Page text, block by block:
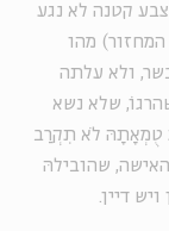
קטנה לא נגע
המחזור) מהו
ולא עלתה
שלא נשא
טֻמְאָתָהּ לֹא תִקְרַב
האישה, שהובילהּ
דיין.